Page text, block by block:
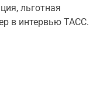
льготная
в интервью ТАСС.